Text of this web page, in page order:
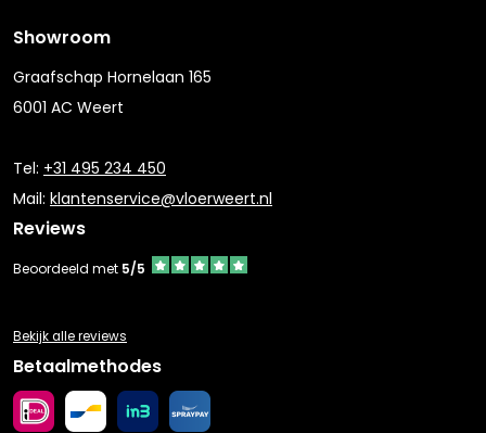
Showroom
Graafschap Hornelaan 165
6001 AC Weert
Tel: +31 495 234 450
Mail: klantenservice@vloerweert.nl
Reviews
Beoordeeld met 5/5
Bekijk alle reviews
Betaalmethodes